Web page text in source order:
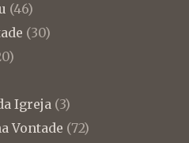
(46)
(30)
Igreja (3)
Vontade (72)